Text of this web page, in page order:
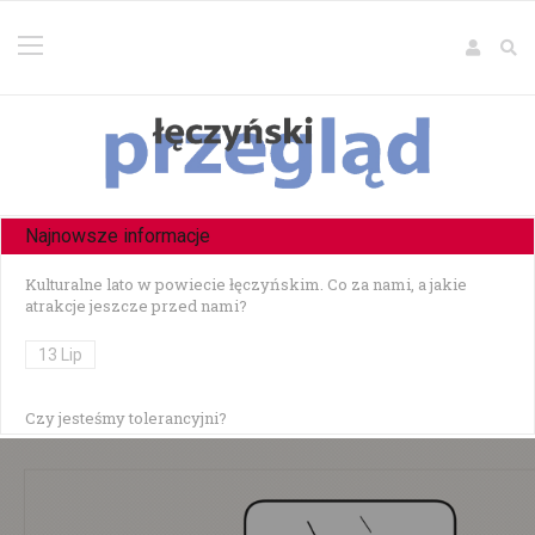
Najnowsze informacje
Kulturalne lato w powiecie łęczyńskim. Co za nami, a jakie
atrakcje jeszcze przed nami?
13 Lip
Czy jesteśmy tolerancyjni?
Czołowe zderzenie w Zezulinie Niższym — 19-latek stracił